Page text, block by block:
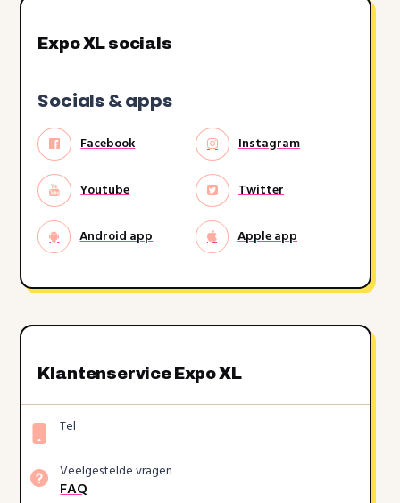
Expo XL socials
Socials & apps
Facebook Instagram
Youtube Twitter
Android app Apple app
Klantenservice Expo XL
Tel
Veelgestelde vragen
FAQ